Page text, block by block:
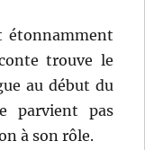
étonnamment
trouve le
au début du
parvient pas
à son rôle.